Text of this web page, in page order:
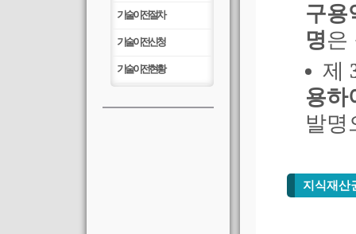
기술이전 절차
기술이전 신청
기술이전 현황
구용
명은
제
용하
발명
지식재산